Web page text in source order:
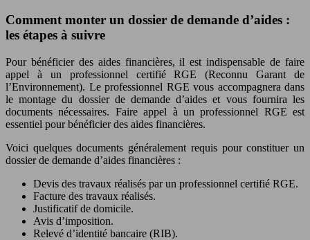
Comment monter un dossier de demande d’aides :
les étapes à suivre
Pour bénéficier des aides financières, il est indispensable de faire
appel à un professionnel certifié RGE (Reconnu Garant de
l’Environnement). Le professionnel RGE vous accompagnera dans
le montage du dossier de demande d’aides et vous fournira les
documents nécessaires. Faire appel à un professionnel RGE est
essentiel pour bénéficier des aides financières.
Voici quelques documents généralement requis pour constituer un
dossier de demande d’aides financières :
Devis des travaux réalisés par un professionnel certifié RGE.
Facture des travaux réalisés.
Justificatif de domicile.
Avis d’imposition.
Relevé d’identité bancaire (RIB).